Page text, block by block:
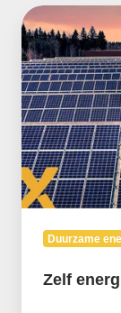
Zelf
energie
opwekken
tijdens
congestie
Duurzame
Zelf